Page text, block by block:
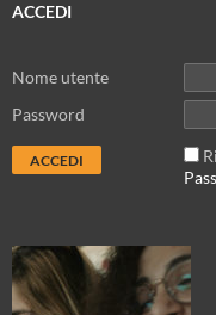
ACCEDI
Nome utente
Password